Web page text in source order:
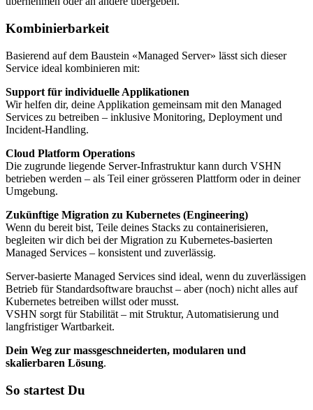
Kombinierbarkeit
Basierend auf dem Baustein «Managed Server» lässt sich dieser
Service ideal kombinieren mit:
Support für individuelle Applikationen
Wir helfen dir, deine Applikation gemeinsam mit den Managed
Services zu betreiben – inklusive Monitoring, Deployment und
Incident-Handling.
Cloud Platform Operations
Die zugrunde liegende Server-Infrastruktur kann durch VSHN
betrieben werden – als Teil einer grösseren Plattform oder in deiner
Umgebung.
Zukünftige Migration zu Kubernetes (Engineering)
Wenn du bereit bist, Teile deines Stacks zu containerisieren,
begleiten wir dich bei der Migration zu Kubernetes-basierten
Managed Services – konsistent und zuverlässig.
Server-basierte Managed Services sind ideal, wenn du zuverlässigen
Betrieb für Standardsoftware brauchst – aber (noch) nicht alles auf
Kubernetes betreiben willst oder musst.
VSHN sorgt für Stabilität – mit Struktur, Automatisierung und
langfristiger Wartbarkeit.
Dein Weg zur massgeschneiderten, modularen und
skalierbaren Lösung.
So startest Du